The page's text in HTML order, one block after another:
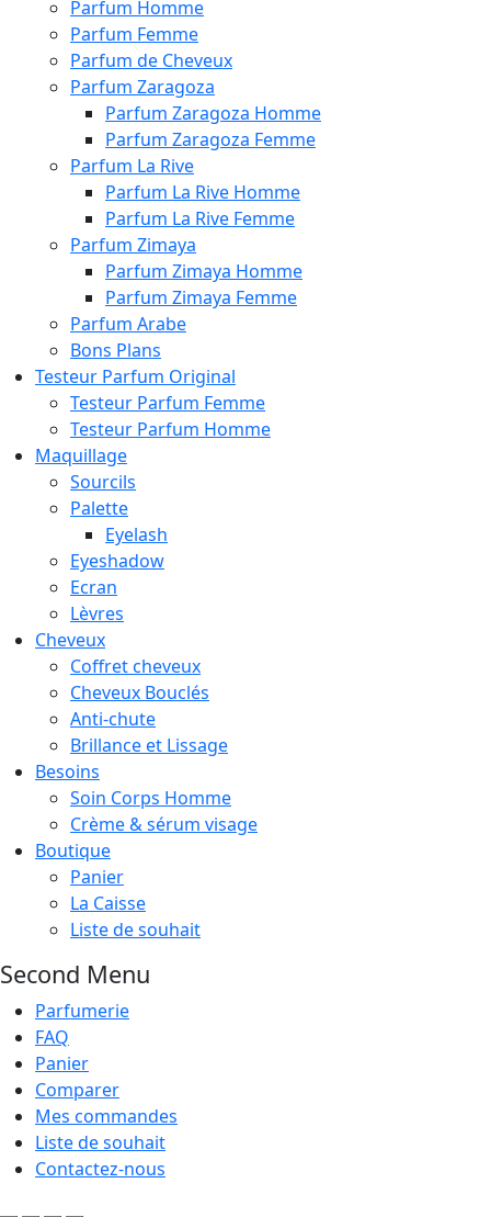
Parfum Homme
Parfum Femme
Parfum de Cheveux
Parfum Zaragoza
Parfum Zaragoza Homme
Parfum Zaragoza Femme
Parfum La Rive
Parfum La Rive Homme
Parfum La Rive Femme
Parfum Zimaya
Parfum Zimaya Homme
Parfum Zimaya Femme
Parfum Arabe
Bons Plans
Testeur Parfum Original
Testeur Parfum Femme
Testeur Parfum Homme
Maquillage
Sourcils
Palette
Eyelash
Eyeshadow
Ecran
Lèvres
Cheveux
Coffret cheveux
Cheveux Bouclés
Anti-chute
Brillance et Lissage
Besoins
Soin Corps Homme
Crème & sérum visage
Boutique
Panier
La Caisse
Liste de souhait
Second Menu
Parfumerie
FAQ
Panier
Comparer
Mes commandes
Liste de souhait
Contactez-nous